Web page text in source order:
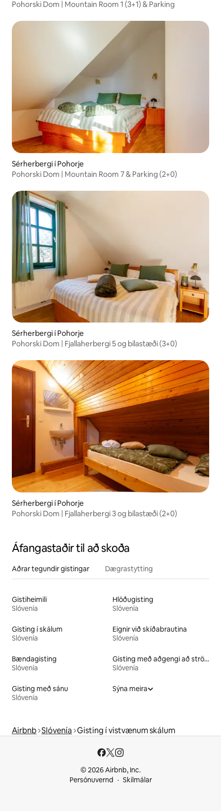
Pohorski Dom | Mountain Room 1 (3+1) & Parking
Sérherbergi í Pohorje
Pohorski Dom | Mountain Room 7 & Parking (2+0)
Sérherbergi í Pohorje
Pohorski Dom | Fjallaherbergi 5 og bílastæði (3+0)
Sérherbergi í Pohorje
Pohorski Dom | Fjallaherbergi 3 og bílastæði (2+0)
Áfangastaðir til að skoða
Aðrar tegundir gistingar Dægrastytting
Gistiheimili
Slóvenía
Hlöðugisting
Slóvenía
Gisting í skálum
Slóvenía
Eignir við skíðabrautina
Slóvenía
Bændagisting
Slóvenía
Gisting með aðgengi að strönd
Slóvenía
Gisting með sánu
Slóvenía
Sýna meira
Airbnb Slóvenía Gisting í vistvænum skálum
© 2026 Airbnb, Inc.
Persónuvernd
Skilmálar